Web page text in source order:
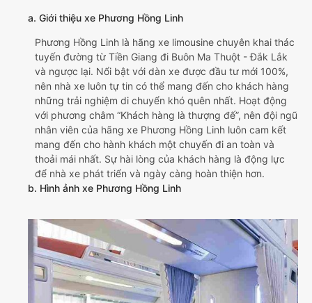
a. Giới thiệu xe Phương Hồng Linh
Phương Hồng Linh là hãng xe limousine chuyên khai thác
tuyến đường từ Tiền Giang đi Buôn Ma Thuột - Đắk Lắk
và ngược lại. Nổi bật với dàn xe được đầu tư mới 100%,
nên nhà xe luôn tự tin có thể mang đến cho khách hàng
những trải nghiệm di chuyển khó quên nhất. Hoạt động
với phương châm “Khách hàng là thượng đế”, nên đội ngũ
nhân viên của hãng xe Phương Hồng Linh luôn cam kết
mang đến cho hành khách một chuyến đi an toàn và
thoải mái nhất. Sự hài lòng của khách hàng là động lực
để nhà xe phát triển và ngày càng hoàn thiện hơn.
b. Hình ảnh xe Phương Hồng Linh